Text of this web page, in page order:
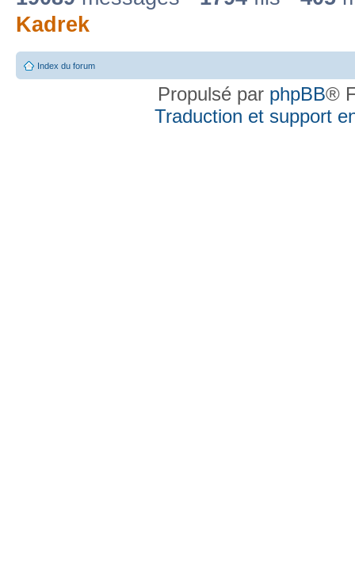
Kadrek
Index du forum
Propulsé par phpBB®
Traduction et support